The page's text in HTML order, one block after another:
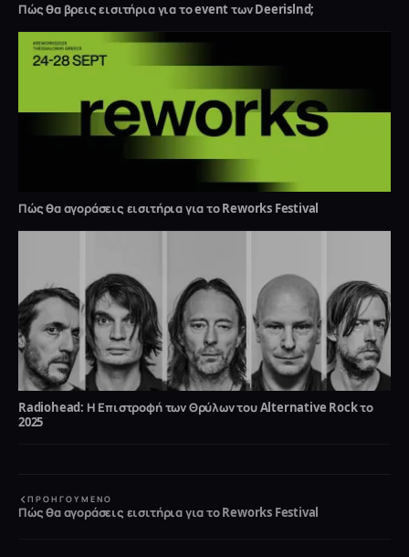
Πώς θα βρεις εισιτήρια για το event των Deerislnd;
Πώς θα αγοράσεις εισιτήρια για το Reworks Festival
Radiohead: Η Επιστροφή των Θρύλων του Alternative Rock το
2025
ΠΡΟΗΓΟΎΜΕΝΟ
Πώς θα αγοράσεις εισιτήρια για το Reworks Festival